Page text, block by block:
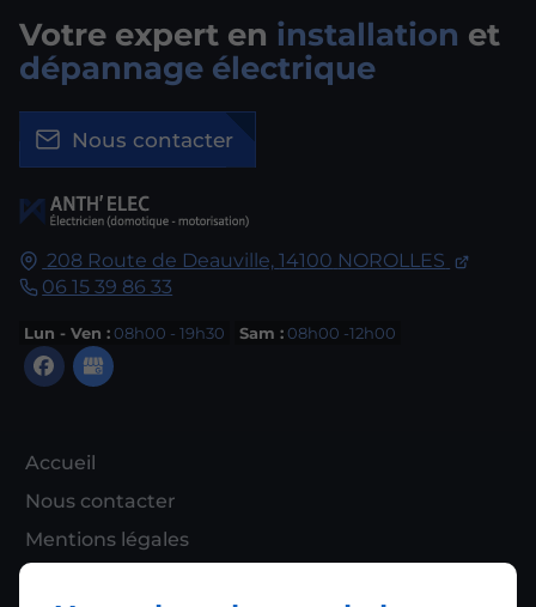
208 Route de Deauville, 14100 NOROLLES
06 15 39 86 33
Lun - Ven :08h00 - 19h30 Sam :08h00 -12h00
Accueil
Nous contacter
Mentions légales
Votre expert en installation et
dépannage électrique
Nous contacter